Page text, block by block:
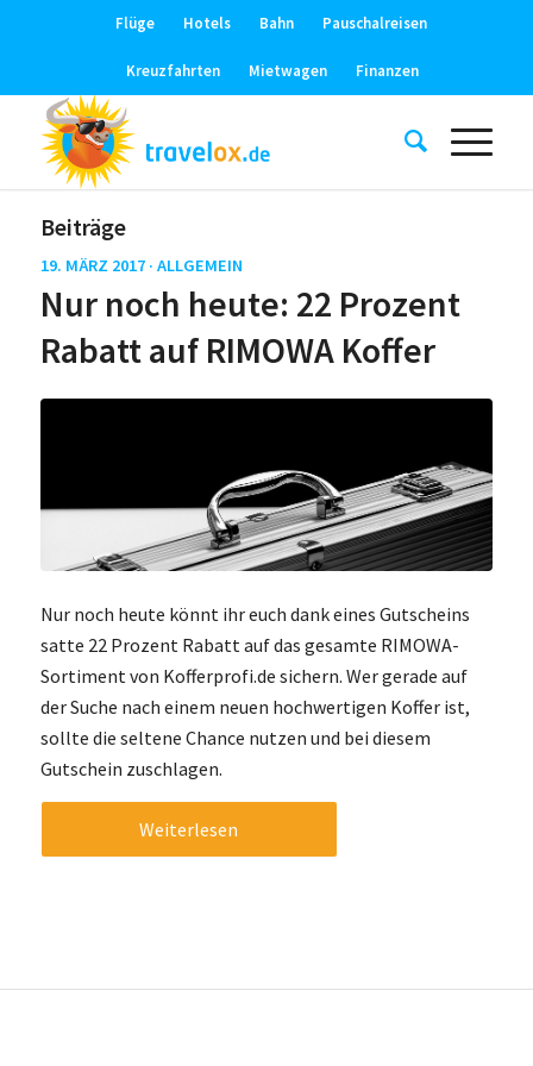
Flüge Hotels Bahn Pauschalreisen
Kreuzfahrten Mietwagen Finanzen
Beiträge
19. MÄRZ 2017 · ALLGEMEIN
Nur noch heute: 22 Prozent
Rabatt auf RIMOWA Koffer
Nur noch heute könnt ihr euch dank eines Gutscheins
satte 22 Prozent Rabatt auf das gesamte RIMOWA-
Sortiment von Kofferprofi.de sichern. Wer gerade auf
der Suche nach einem neuen hochwertigen Koffer ist,
sollte die seltene Chance nutzen und bei diesem
Gutschein zuschlagen.
Weiterlesen